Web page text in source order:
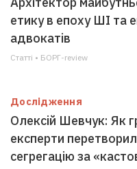
етику в епоху ШІ та
адвокатів
Статті • БОРГ-review
Дослідження
Олексій Шевчук: Як
експерти
сегрегацію за